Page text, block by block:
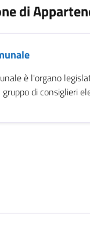
di
è l'organo
di consiglieri